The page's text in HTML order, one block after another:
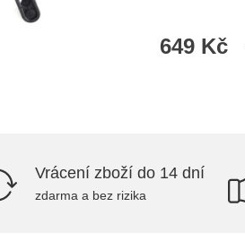
649 Kč
Vrácení zboží do 14 dní
zdarma a bez rizika